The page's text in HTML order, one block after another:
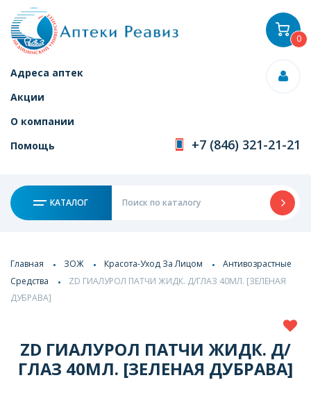
Адреса аптек
Акции
О компании
Помощь
+7 (846) 321-21-21
КАТАЛОГ
0
Главная ЗОЖ Красота-Уход За Лицом
Антивозрастные
Средства
ZD ГИАЛУРОЛ ПАТЧИ ЖИДК. Д/ГЛАЗ 40МЛ. [ЗЕЛЕНАЯ
ДУБРАВА]
ZD ГИАЛУРОЛ ПАТЧИ ЖИДК. Д/
ГЛАЗ 40МЛ. [ЗЕЛЕНАЯ ДУБРАВА]